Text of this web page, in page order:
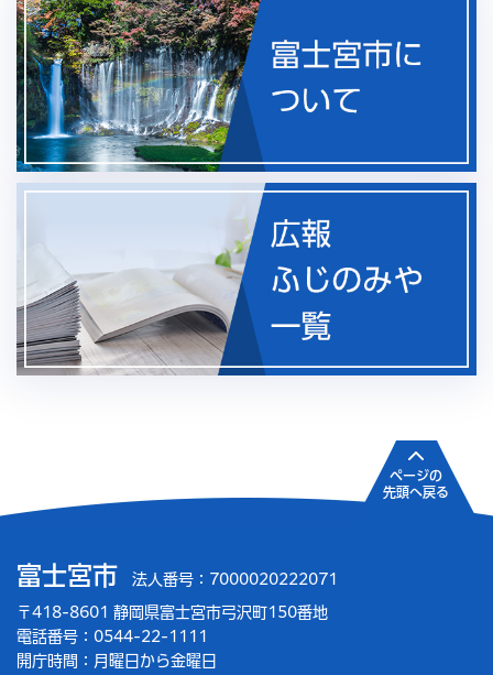
富士宮市 法人番号：7000020222071
〒418-8601 静岡県富士宮市弓沢町150番地
電話番号：0544-22-1111
開庁時間： 月曜日から金曜日
ページの
先頭へ戻る